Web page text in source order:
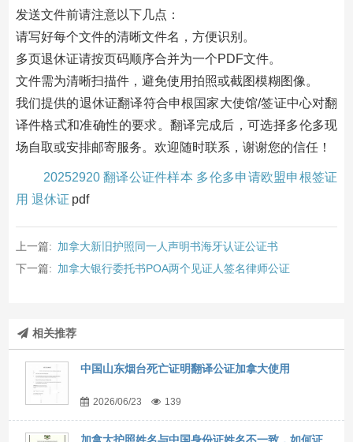
发送文件前请注意以下几点：
请写好每个文件的清晰文件名，方便识别。
多页退休证请按页码顺序合并为一个PDF文件。
文件需为清晰扫描件，避免使用拍照或截图模糊图像。
我们提供的退休证翻译符合申根国家大使馆/签证中心对翻
译件格式和准确性的要求。翻译完成后，可选择多伦多现
场自取或安排邮寄服务。欢迎随时联系，谢谢您的信任！
20252920 翻译公证件样本 多伦多申请欧盟申根签证
用 退休证 pdf
上一篇: 加拿大新旧护照同一人声明书海牙认证公证书
下一篇: 加拿大银行委托书POA两个见证人签名律师公证
相关推荐
中国山东烟台死亡证明翻译公证加拿大使用
2026/06/23 139